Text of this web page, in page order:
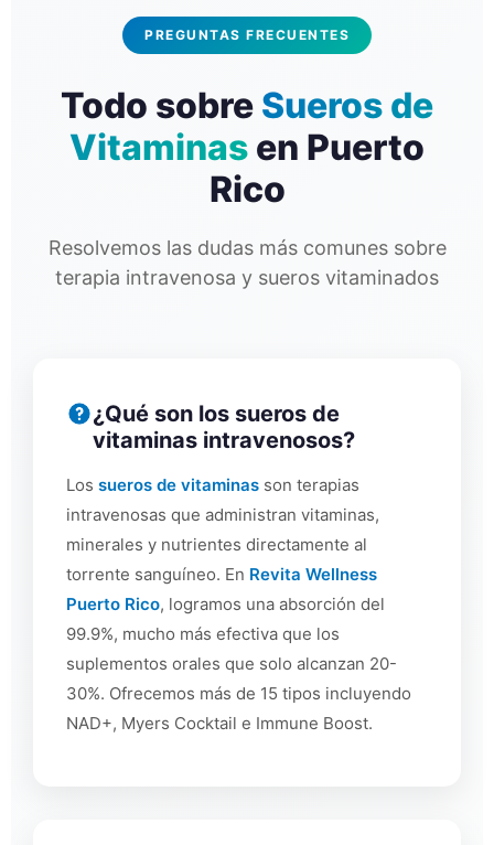
PREGUNTAS FRECUENTES
Todo sobre Sueros de
Vitaminas en Puerto
Rico
Resolvemos las dudas más comunes sobre
terapia intravenosa y sueros vitaminados
¿Qué son los sueros de
vitaminas intravenosos?
Los sueros de vitaminas son terapias
intravenosas que administran vitaminas,
minerales y nutrientes directamente al
torrente sanguíneo. En Revita Wellness
Puerto Rico, logramos una absorción del
99.9%, mucho más efectiva que los
suplementos orales que solo alcanzan 20-
30%. Ofrecemos más de 15 tipos incluyendo
NAD+, Myers Cocktail e Immune Boost.